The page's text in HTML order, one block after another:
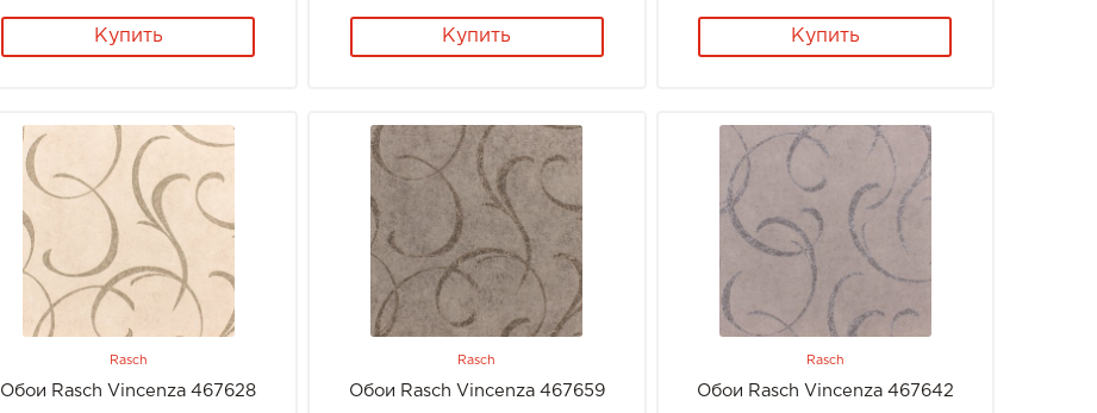
Купить Купить Купить
Rasch
Обои Rasch Vincenza 467628
Rasch
Обои Rasch Vincenza 467659
Rasch
Обои Rasch Vincenza 467642